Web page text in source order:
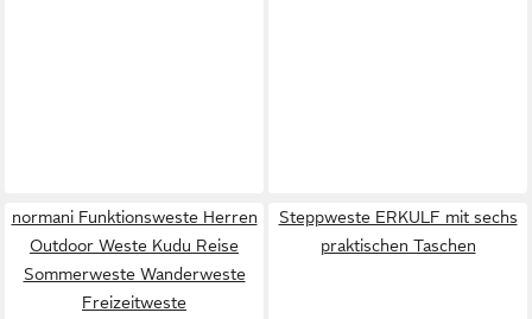
normani Funktionsweste Herren
Outdoor Weste Kudu Reise
Sommerweste Wanderweste
Freizeitweste
Steppweste ERKULF mit sechs
praktischen Taschen